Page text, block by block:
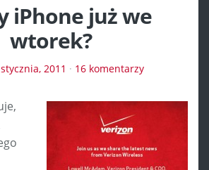
iPhone już we
wtorek?
2011 · 16 komentarzy